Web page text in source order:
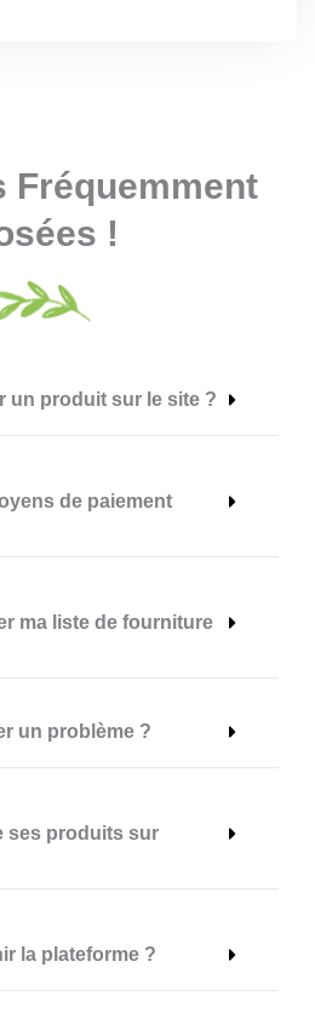
Fréquemment
!
un produit sur le site ?
de paiement
ma liste de fourniture
un problème ?
ses produits sur
la plateforme ?